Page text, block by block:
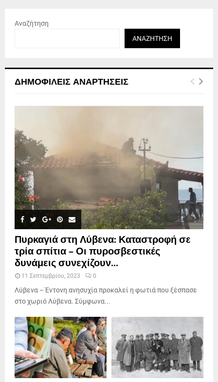
Αναζήτηση
ΑΝΑΖΉΤΗΣΗ
ΔΗΜΟΦΙΛΕΊΣ ΑΝΑΡΤΉΣΕΙΣ
Πυρκαγιά στη Λύβενα: Καταστροφή σε
τρία σπίτια – Οι πυροσβεστικές
δυνάμεις συνεχίζουν...
11 Σεπτεμβρίου, 2023 0
Λύβενα – Έντονη ανησυχία προκαλεί η φωτιά που ξέσπασε
στο χωριό Λύβενα. Σύμφωνα...